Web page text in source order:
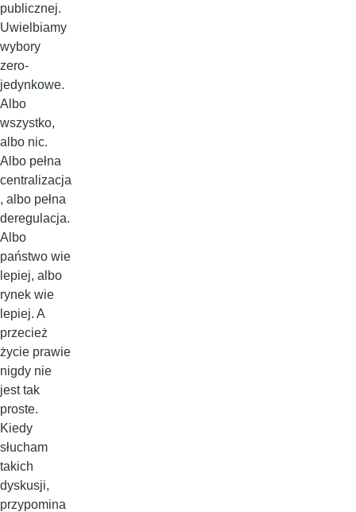
publicznej.
Uwielbiamy
wybory
zero-
jedynkowe.
Albo
wszystko,
albo nic.
Albo pełna
centralizacja
, albo pełna
deregulacja.
Albo
państwo wie
lepiej, albo
rynek wie
lepiej. A
przecież
życie prawie
nigdy nie
jest tak
proste.
Kiedy
słucham
takich
dyskusji,
przypomina